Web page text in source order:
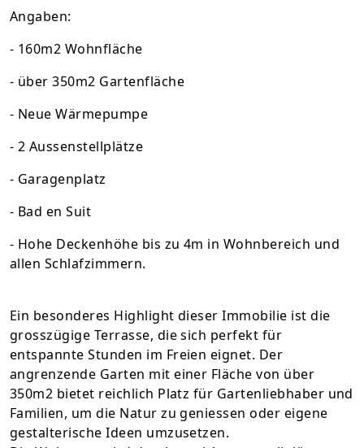
Angaben:
- 160m2 Wohnfläche
- über 350m2 Gartenfläche
- Neue Wärmepumpe
- 2 Aussenstellplätze
- Garagenplatz
- Bad en Suit
- Hohe Deckenhöhe bis zu 4m in Wohnbereich und
allen Schlafzimmern.
Ein besonderes Highlight dieser Immobilie ist die
grosszügige Terrasse, die sich perfekt für
entspannte Stunden im Freien eignet. Der
angrenzende Garten mit einer Fläche von über
350m2 bietet reichlich Platz für Gartenliebhaber und
Familien, um die Natur zu geniessen oder eigene
gestalterische Ideen umzusetzen.